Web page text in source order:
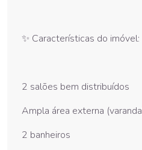
✨ Características do imóvel:
2 salões bem distribuídos
Ampla área externa
2 banheiros